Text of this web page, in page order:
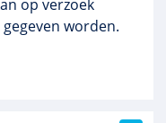
op verzoek
worden.